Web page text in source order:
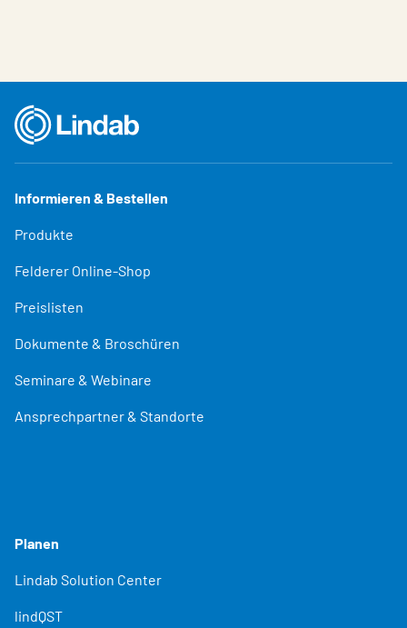
Informieren & Bestellen
Produkte
Felderer Online-Shop
Preislisten
Dokumente & Broschüren
Seminare & Webinare
Ansprechpartner & Standorte
Planen
Lindab Solution Center
lindQST